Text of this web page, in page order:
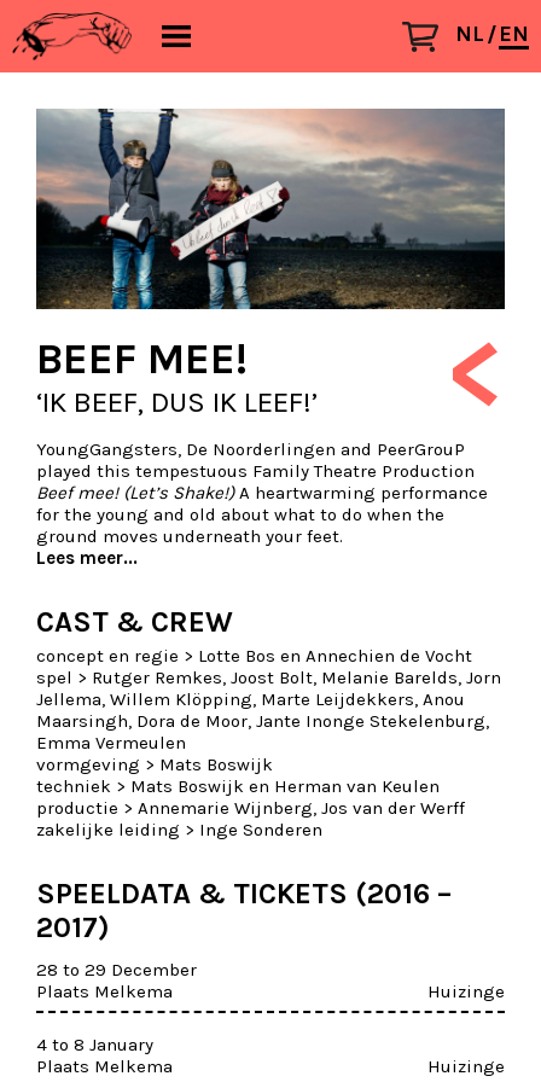
NL EN
<
BEEF MEE!
‘IK BEEF, DUS IK LEEF!’
YoungGangsters, De Noorderlingen and PeerGrouP
played this tempestuous Family Theatre Production
Beef mee! (Let’s Shake!)A heartwarming performance
for the young and old about what to do when the
ground moves underneath your feet.
Lees meer...
CAST & CREW
concept en regie > Lotte Bos en Annechien de Vocht
spel > Rutger Remkes, Joost Bolt, Melanie Barelds, Jorn
Jellema, Willem Klöpping, Marte Leijdekkers, Anou
Maarsingh, Dora de Moor, Jante Inonge Stekelenburg,
Emma Vermeulen
vormgeving > Mats Boswijk
techniek > Mats Boswijk en Herman van Keulen
productie > Annemarie Wijnberg, Jos van der Werff
zakelijke leiding > Inge Sonderen
SPEELDATA & TICKETS (2016 –
2017)
28 to 29 December
Plaats Melkema
Huizinge
4 to 8 January
Plaats Melkema
Huizinge